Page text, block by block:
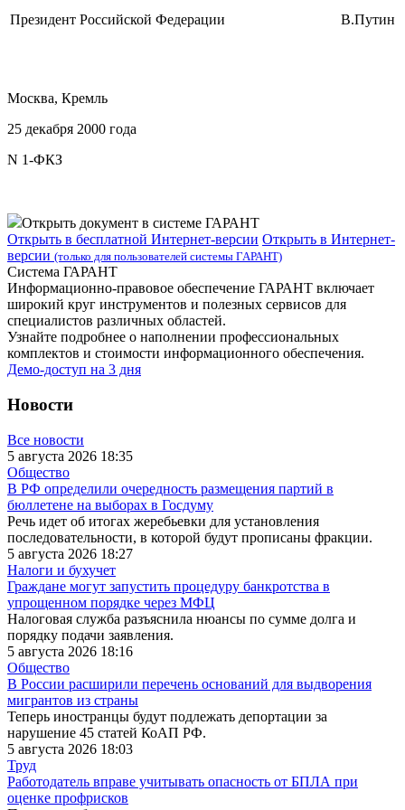
Президент Российской Федерации В.Путин
Москва, Кремль
25 декабря 2000 года
N 1-ФКЗ
Открыть документ в системе ГАРАНТ
Открыть в бесплатной Интернет-версии Открыть в Интернет-
версии (только для пользователей системы ГАРАНТ)
Система ГАРАНТ
Информационно-правовое обеспечение ГАРАНТ включает
широкий круг инструментов и полезных сервисов для
специалистов различных областей.
Узнайте подробнее о наполнении профессиональных
комплектов и стоимости информационного обеспечения.
Демо-доступ на 3 дня
Новости
Все новости
5 августа 2026 18:35
Общество
В РФ определили очередность размещения партий в
бюллетене на выборах в Госдуму
Речь идет об итогах жеребьевки для установления
последовательности, в которой будут прописаны фракции.
5 августа 2026 18:27
Налоги и бухучет
Граждане могут запустить процедуру банкротства в
упрощенном порядке через МФЦ
Налоговая служба разъяснила нюансы по сумме долга и
порядку подачи заявления.
5 августа 2026 18:16
Общество
В России расширили перечень оснований для выдворения
мигрантов из страны
Теперь иностранцы будут подлежать депортации за
нарушение 45 статей КоАП РФ.
5 августа 2026 18:03
Труд
Работодатель вправе учитывать опасность от БПЛА при
оценке профрисков